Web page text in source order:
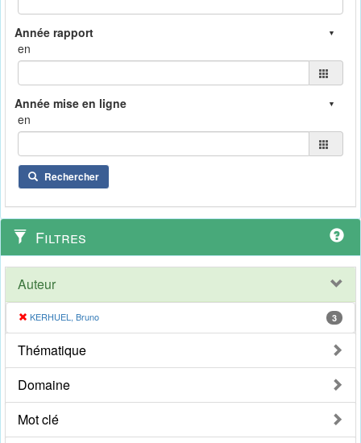
en
en
Rechercher
Filtres
Auteur
KERHUEL, Bruno 3
Thématique
Domaine
Mot clé